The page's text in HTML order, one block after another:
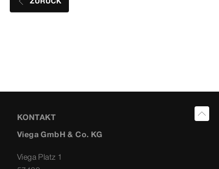
KONTAKT
Viega GmbH & Co. KG
Viega Platz 1